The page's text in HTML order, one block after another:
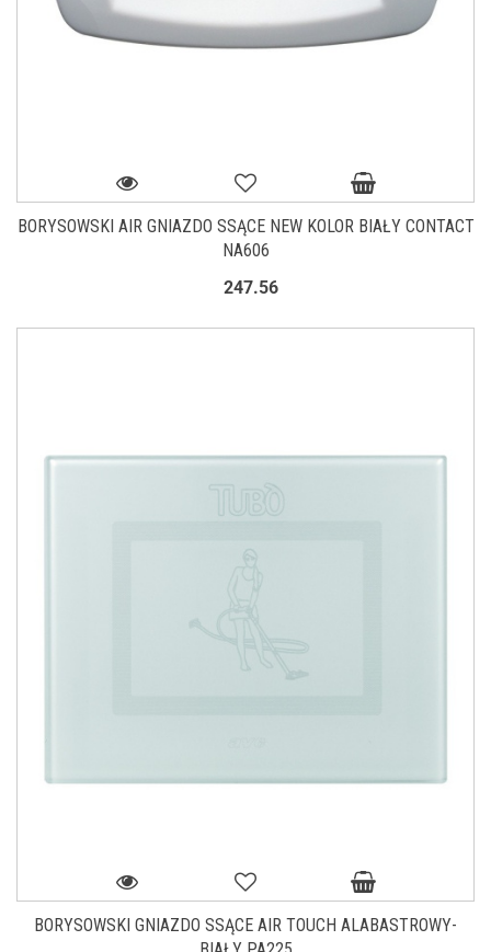
BORYSOWSKI AIR GNIAZDO SSĄCE NEW KOLOR BIAŁY CONTACT
NA606
247.56
BORYSOWSKI GNIAZDO SSĄCE AIR TOUCH ALABASTROWY-